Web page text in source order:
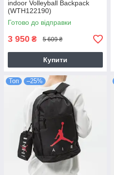
indoor Volleyball Backpack
(WTH122190)
Готово до відправки
3 950 ₴ 5 609 ₴
Купити
Топ –25%